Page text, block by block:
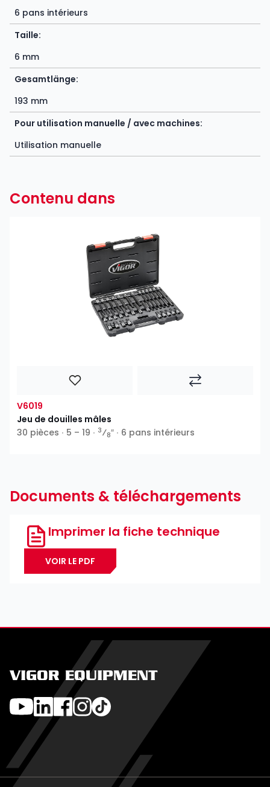
6 pans intérieurs
Taille:
6 mm
Gesamtlänge:
193 mm
Pour utilisation manuelle / avec machines:
Utilisation manuelle
Contenu dans
V6019
Jeu de douilles mâles
30 pièces ∙ 5 – 19 ∙ 3⁄8″ ∙ 6 pans intérieurs
Documents & téléchargements
Imprimer la fiche technique
VOIR LE PDF
VIGOR EQUIPMENT